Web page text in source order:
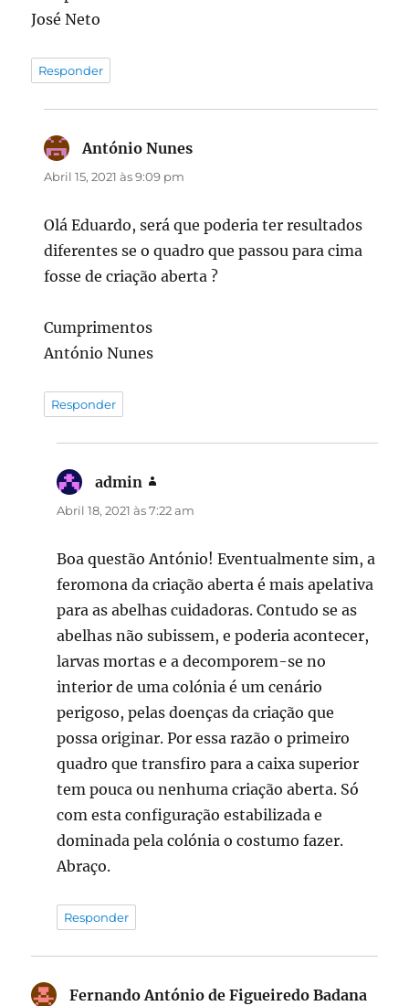
José Neto
Responder
António Nunes
Abril 15, 2021 às 9:09 pm
Olá Eduardo, será que poderia ter resultados
diferentes se o quadro que passou para cima
fosse de criação aberta ?
Cumprimentos
António Nunes
Responder
admin
Abril 18, 2021 às 7:22 am
Boa questão António! Eventualmente sim, a
feromona da criação aberta é mais apelativa
para as abelhas cuidadoras. Contudo se as
abelhas não subissem, e poderia acontecer,
larvas mortas e a decomporem-se no
interior de uma colónia é um cenário
perigoso, pelas doenças da criação que
possa originar. Por essa razão o primeiro
quadro que transfiro para a caixa superior
tem pouca ou nenhuma criação aberta. Só
com esta configuração estabilizada e
dominada pela colónia o costumo fazer.
Abraço.
Responder
Fernando António de Figueiredo Badana